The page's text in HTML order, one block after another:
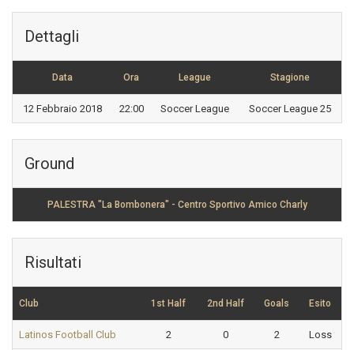
Dettagli
Data Ora League Stagione
12 Febbraio 2018 22:00 Soccer League Soccer League 25
Ground
PALESTRA "La Bombonera" - Centro Sportivo Amico Charly
Risultati
Club 1st Half 2nd Half Goals Esito
Latinos Football Club 2 0 2 Loss